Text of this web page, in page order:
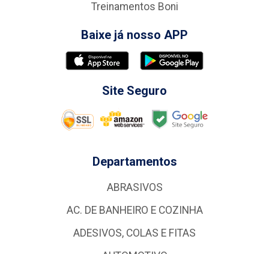
Treinamentos Boni
Baixe já nosso APP
Site Seguro
Departamentos
ABRASIVOS
AC. DE BANHEIRO E COZINHA
ADESIVOS, COLAS E FITAS